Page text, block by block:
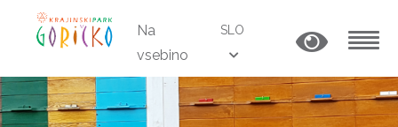
Na
vsebino
SLO